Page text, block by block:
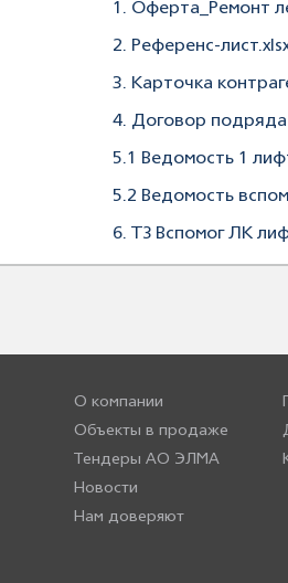
1. Оферта_Ремонт
2. Референс-
3. Карточка
4. Договор
5.1 Ведомость 1
5.2 Ведомость
6. ТЗ Вспомог ЛК
О компании
Объекты в продаже
Тендеры АО ЭЛМА
Новости
Нам доверяют